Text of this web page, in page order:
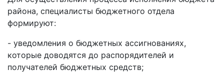
района, специалисты бюджетного отдела
формируют:
- уведомления о бюджетных ассигнованиях,
которые доводятся до распорядителей и
получателей бюджетных средств;